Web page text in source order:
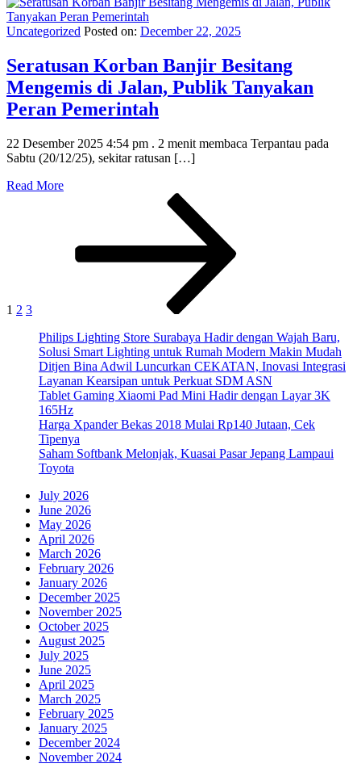
Uncategorized Posted on: December 22, 2025
Seratusan Korban Banjir Besitang
Mengemis di Jalan, Publik Tanyakan
Peran Pemerintah
22 Desember 2025 4:54 pm . 2 menit membaca Terpantau pada
Sabtu (20/12/25), sekitar ratusan […]
Read More
1 2 3
Philips Lighting Store Surabaya Hadir dengan Wajah Baru,
Solusi Smart Lighting untuk Rumah Modern Makin Mudah
Ditjen Bina Adwil Luncurkan CEKATAN, Inovasi Integrasi
Layanan Kearsipan untuk Perkuat SDM ASN
Tablet Gaming Xiaomi Pad Mini Hadir dengan Layar 3K
165Hz
Harga Xpander Bekas 2018 Mulai Rp140 Jutaan, Cek
Tipenya
Saham Softbank Melonjak, Kuasai Pasar Jepang Lampaui
Toyota
July 2026
June 2026
May 2026
April 2026
March 2026
February 2026
January 2026
December 2025
November 2025
October 2025
August 2025
July 2025
June 2025
April 2025
March 2025
February 2025
January 2025
December 2024
November 2024